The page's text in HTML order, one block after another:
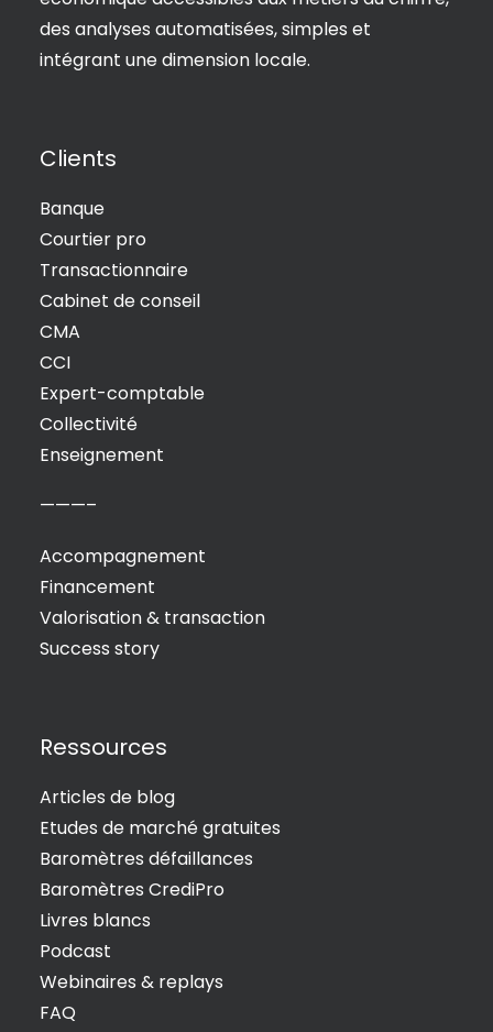
des analyses automatisées, simples et
intégrant une dimension locale.
Clients
Banque
Courtier pro
Transactionnaire
Cabinet de conseil
CMA
CCI
Expert-comptable
Collectivité
Enseignement
———–
Accompagnement
Financement
Valorisation & transaction
Success story
Ressources
Articles de blog
Etudes de marché gratuites
Baromètres défaillances
Baromètres CrediPro
Livres blancs
Podcast
Webinaires & replays
FAQ